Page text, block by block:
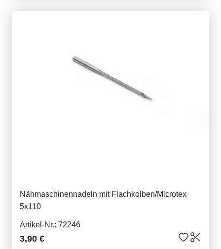
Nähmaschinennadeln mit Flachkolben/Microtex
5x110
Artikel-Nr.: 72246
3,90 €